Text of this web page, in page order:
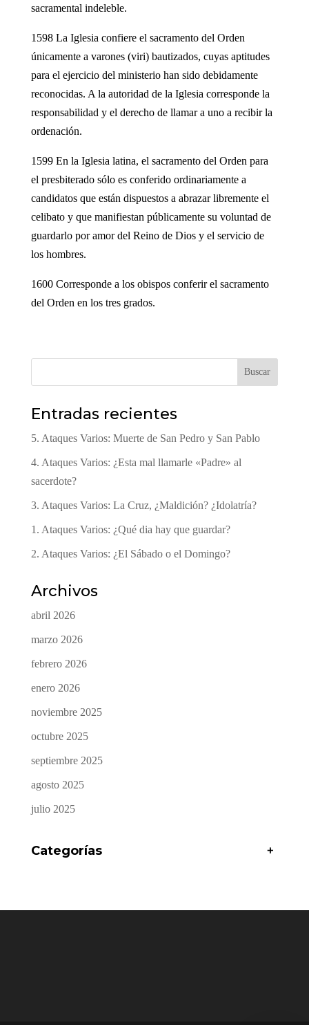
sacramental indeleble.
1598 La Iglesia confiere el sacramento del Orden
únicamente a varones (viri) bautizados, cuyas aptitudes
para el ejercicio del ministerio han sido debidamente
reconocidas. A la autoridad de la Iglesia corresponde la
responsabilidad y el derecho de llamar a uno a recibir la
ordenación.
1599 En la Iglesia latina, el sacramento del Orden para
el presbiterado sólo es conferido ordinariamente a
candidatos que están dispuestos a abrazar libremente el
celibato y que manifiestan públicamente su voluntad de
guardarlo por amor del Reino de Dios y el servicio de
los hombres.
1600 Corresponde a los obispos conferir el sacramento
del Orden en los tres grados.
Buscar
Entradas recientes
5. Ataques Varios: Muerte de San Pedro y San Pablo
4. Ataques Varios: ¿Esta mal llamarle «Padre» al
sacerdote?
3. Ataques Varios: La Cruz, ¿Maldición? ¿Idolatría?
1. Ataques Varios: ¿Qué dia hay que guardar?
2. Ataques Varios: ¿El Sábado o el Domingo?
Archivos
abril 2026
marzo 2026
febrero 2026
enero 2026
noviembre 2025
octubre 2025
septiembre 2025
agosto 2025
julio 2025
Categorías +